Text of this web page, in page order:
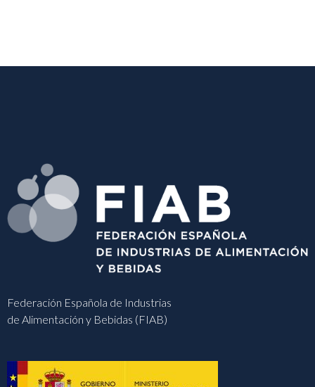
Federación Española de Industrias
de Alimentación y Bebidas (FIAB)